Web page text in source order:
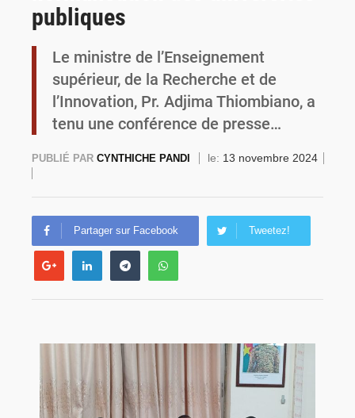
publiques
Le ministre de l’Enseignement
supérieur, de la Recherche et de
l’Innovation, Pr. Adjima Thiombiano, a
tenu une conférence de presse…
PUBLIÉ PAR CYNTHICHE PANDI le: 13 novembre 2024
Partager sur Facebook Tweetez!